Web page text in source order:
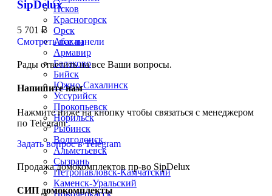
Псков
Красногорск
Орск
Абакан
Армавир
Балаково
Бийск
Южно-Сахалинск
Уссурийск
Прокопьевск
Норильск
Рыбинск
Волгодонск
Альметьевск
Сызрань
Петропавловск-Камчатский
Каменск-Уральский
Новочеркасск
SipDelux
5 701 ₽
Смотреть все панели
Рады ответить на все Ваши вопросы.
Напишите нам
Нажмите ниже на кнопку чтобы связаться с менеджером
по Telegram
Задать вопрос в Telegram
Продажа домокомплектов пр-во SipDelux
СИП домокомплекты